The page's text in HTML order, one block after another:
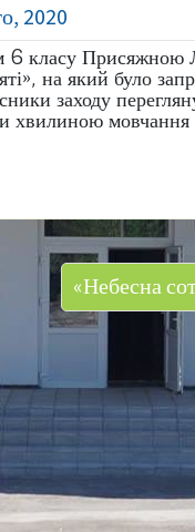
2020
6 класу
на який було
заходу
хвилиною мовчання
«Небесна